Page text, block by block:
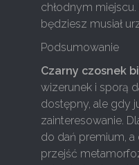
chłodnym miejscu.
będziesz musiał
Podsumowanie
Czarny czosnek
wizerunek i sporą
dostępny, ale gdy
zainteresowanie.
do dań premium,
przejść